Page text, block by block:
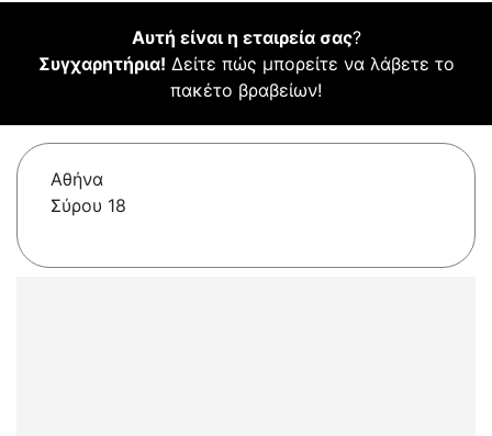
Αυτή είναι η εταιρεία σας?
Συγχαρητήρια! Δείτε πώς μπορείτε να λάβετε το
πακέτο βραβείων!
Αθήνα
Σύρου 18